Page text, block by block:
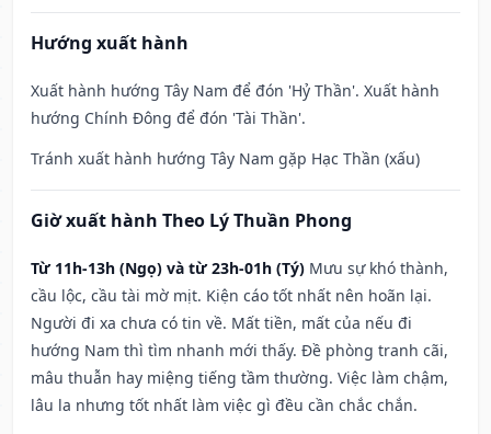
Hướng xuất hành
Xuất hành hướng Tây Nam để đón 'Hỷ Thần'. Xuất hành
hướng Chính Đông để đón 'Tài Thần'.
Tránh xuất hành hướng Tây Nam gặp Hạc Thần (xấu)
Giờ xuất hành Theo Lý Thuần Phong
Từ 11h-13h (Ngọ) và từ 23h-01h (Tý) Mưu sự khó thành,
cầu lộc, cầu tài mờ mịt. Kiện cáo tốt nhất nên hoãn lại.
Người đi xa chưa có tin về. Mất tiền, mất của nếu đi
hướng Nam thì tìm nhanh mới thấy. Đề phòng tranh cãi,
mâu thuẫn hay miệng tiếng tầm thường. Việc làm chậm,
lâu la nhưng tốt nhất làm việc gì đều cần chắc chắn.